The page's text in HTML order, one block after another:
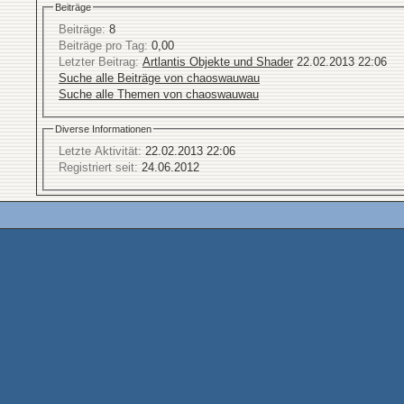
Beiträge
Beiträge: 8
Beiträge pro Tag: 0,00
Letzter Beitrag: Artlantis Objekte und Shader22.02.2013 22:06
Suche alle Beiträge von chaoswauwau
Suche alle Themen von chaoswauwau
Diverse Informationen
Letzte Aktivität: 22.02.2013 22:06
Registriert seit: 24.06.2012